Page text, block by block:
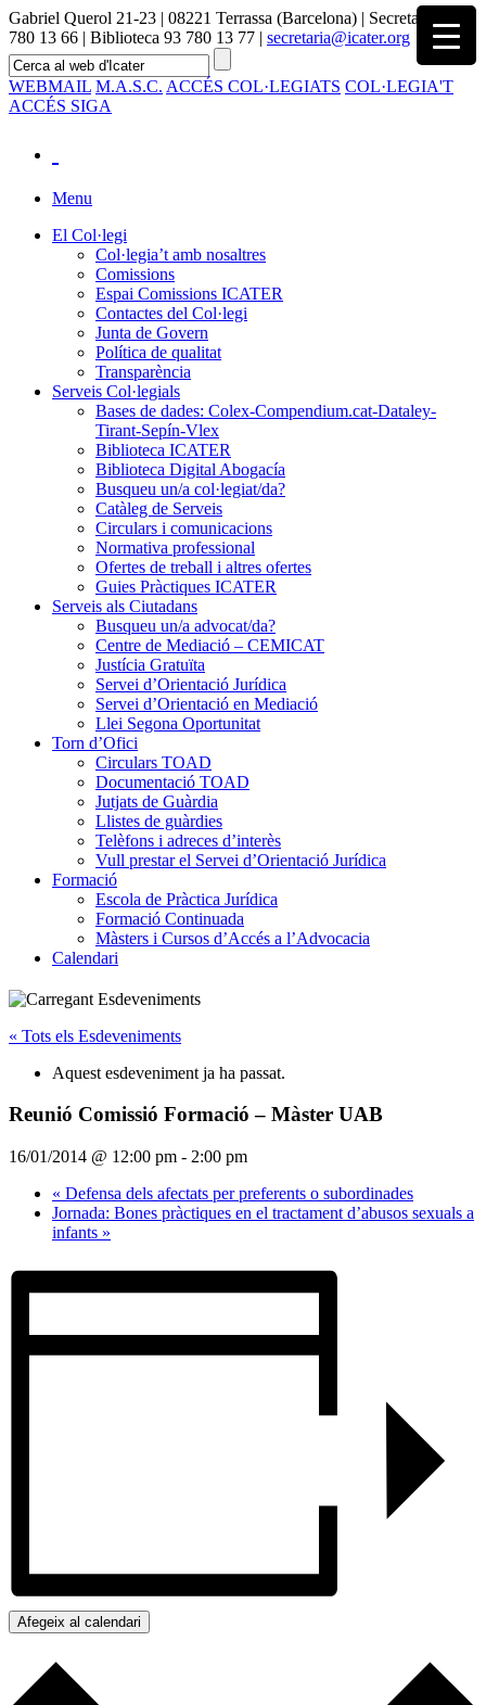
Gabriel Querol 21-23 | 08221 Terrassa (Barcelona) | Secretaria 93
780 13 66 | Biblioteca 93 780 13 77 | secretaria@icater.org
WEBMAIL M.A.S.C. ACCÉS COL·LEGIATS COL·LEGIA'T
ACCÉS SIGA
Menu
El Col·legi
Col·legia’t amb nosaltres
Comissions
Espai Comissions ICATER
Contactes del Col·legi
Junta de Govern
Política de qualitat
Transparència
Serveis Col·legials
Bases de dades: Colex-Compendium.cat-Dataley-
Tirant-Sepín-Vlex
Biblioteca ICATER
Biblioteca Digital Abogacía
Busqueu un/a col·legiat/da?
Catàleg de Serveis
Circulars i comunicacions
Normativa professional
Ofertes de treball i altres ofertes
Guies Pràctiques ICATER
Serveis als Ciutadans
Busqueu un/a advocat/da?
Centre de Mediació – CEMICAT
Justícia Gratuïta
Servei d’Orientació Jurídica
Servei d’Orientació en Mediació
Llei Segona Oportunitat
Torn d’Ofici
Circulars TOAD
Documentació TOAD
Jutjats de Guàrdia
Llistes de guàrdies
Telèfons i adreces d’interès
Vull prestar el Servei d’Orientació Jurídica
Formació
Escola de Pràctica Jurídica
Formació Continuada
Màsters i Cursos d’Accés a l’Advocacia
Calendari
« Tots els Esdeveniments
Aquest esdeveniment ja ha passat.
Reunió Comissió Formació – Màster UAB
16/01/2014 @ 12:00 pm - 2:00 pm
« Defensa dels afectats per preferents o subordinades
Jornada: Bones pràctiques en el tractament d’abusos sexuals a
infants »
Afegeix al calendari